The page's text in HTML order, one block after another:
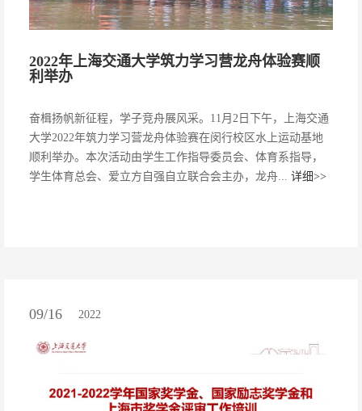
2022年上海交通大学筑力学习营龙舟体验赛顺
利举办
奋楫扬帆新征程，学子竞舟展风采。11月2日下午，上海交通
大学2022年筑力学习营龙舟体验赛在闵行校区水上运动基地
顺利举办。本次活动由学生工作指导委员会、体育系指导，
学生体育总会、爱立方自强自立联合会主办，龙舟... 详细>>
09/16 2022